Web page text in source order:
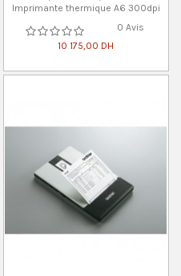
Imprimante thermique A6 300dpi
0 Avis
10 175,00 DH